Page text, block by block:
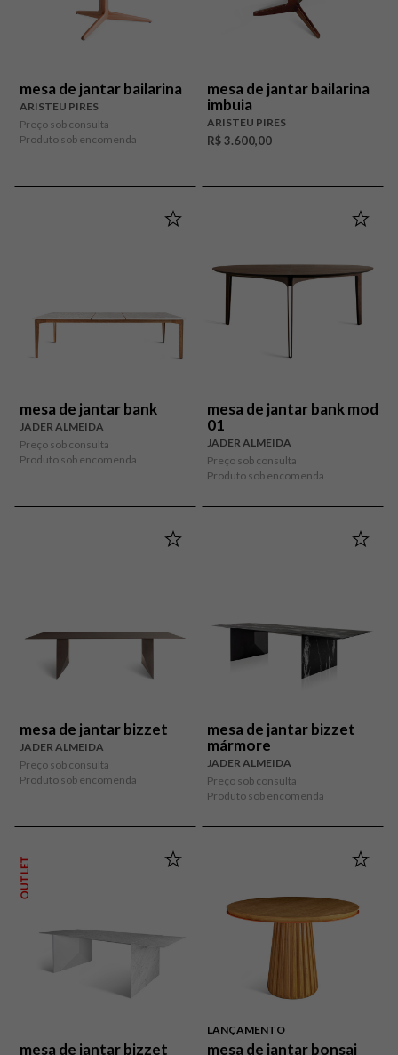
mesa de jantar bailarina
ARISTEU PIRES
Preço sob consulta
Produto sob encomenda
mesa de jantar bailarina
imbuia
ARISTEU PIRES
R$ 3.600,00
mesa de jantar bank
JADER ALMEIDA
Preço sob consulta
Produto sob encomenda
mesa de jantar bank mod
01
JADER ALMEIDA
Preço sob consulta
Produto sob encomenda
mesa de jantar bizzet
JADER ALMEIDA
Preço sob consulta
Produto sob encomenda
mesa de jantar bizzet
mármore
JADER ALMEIDA
Preço sob consulta
Produto sob encomenda
OUTLET
mesa de jantar bizzet
LANÇAMENTO
mesa de jantar bonsai